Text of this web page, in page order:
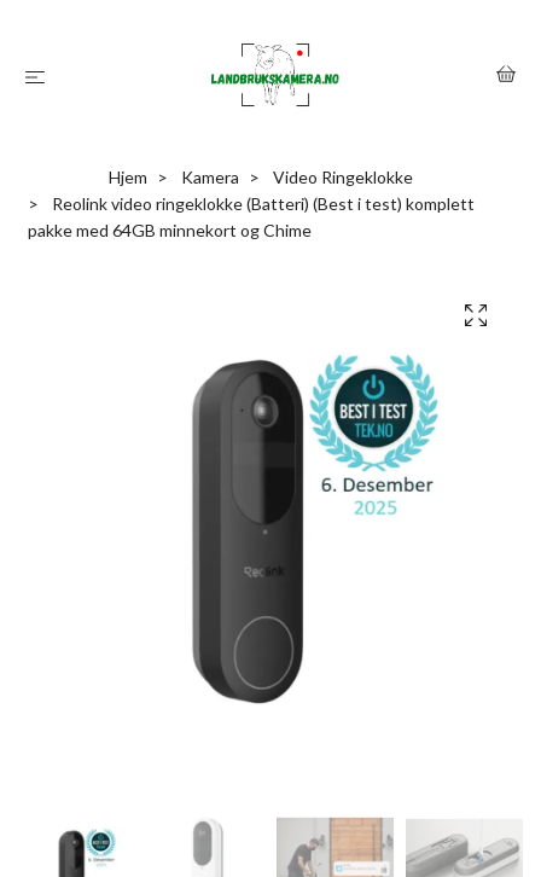
Hjem Kamera
Video Ringeklokke
Reolink video ringeklokke (Batteri) (Best i test) komplett
pakke med 64GB minnekort og Chime